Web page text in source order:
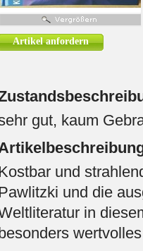
Artikel anfordern
gut, kaum
und
und die
in